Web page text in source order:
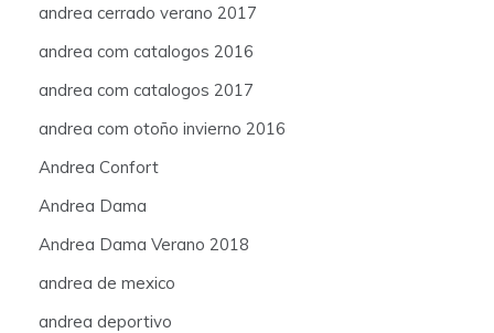
andrea cerrado verano 2017
andrea com catalogos 2016
andrea com catalogos 2017
andrea com otoño invierno 2016
Andrea Confort
Andrea Dama
Andrea Dama Verano 2018
andrea de mexico
andrea deportivo